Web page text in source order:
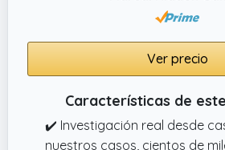
Ver precio
Características de
✔️ Investigación real desde
nuestros casos, cientos de